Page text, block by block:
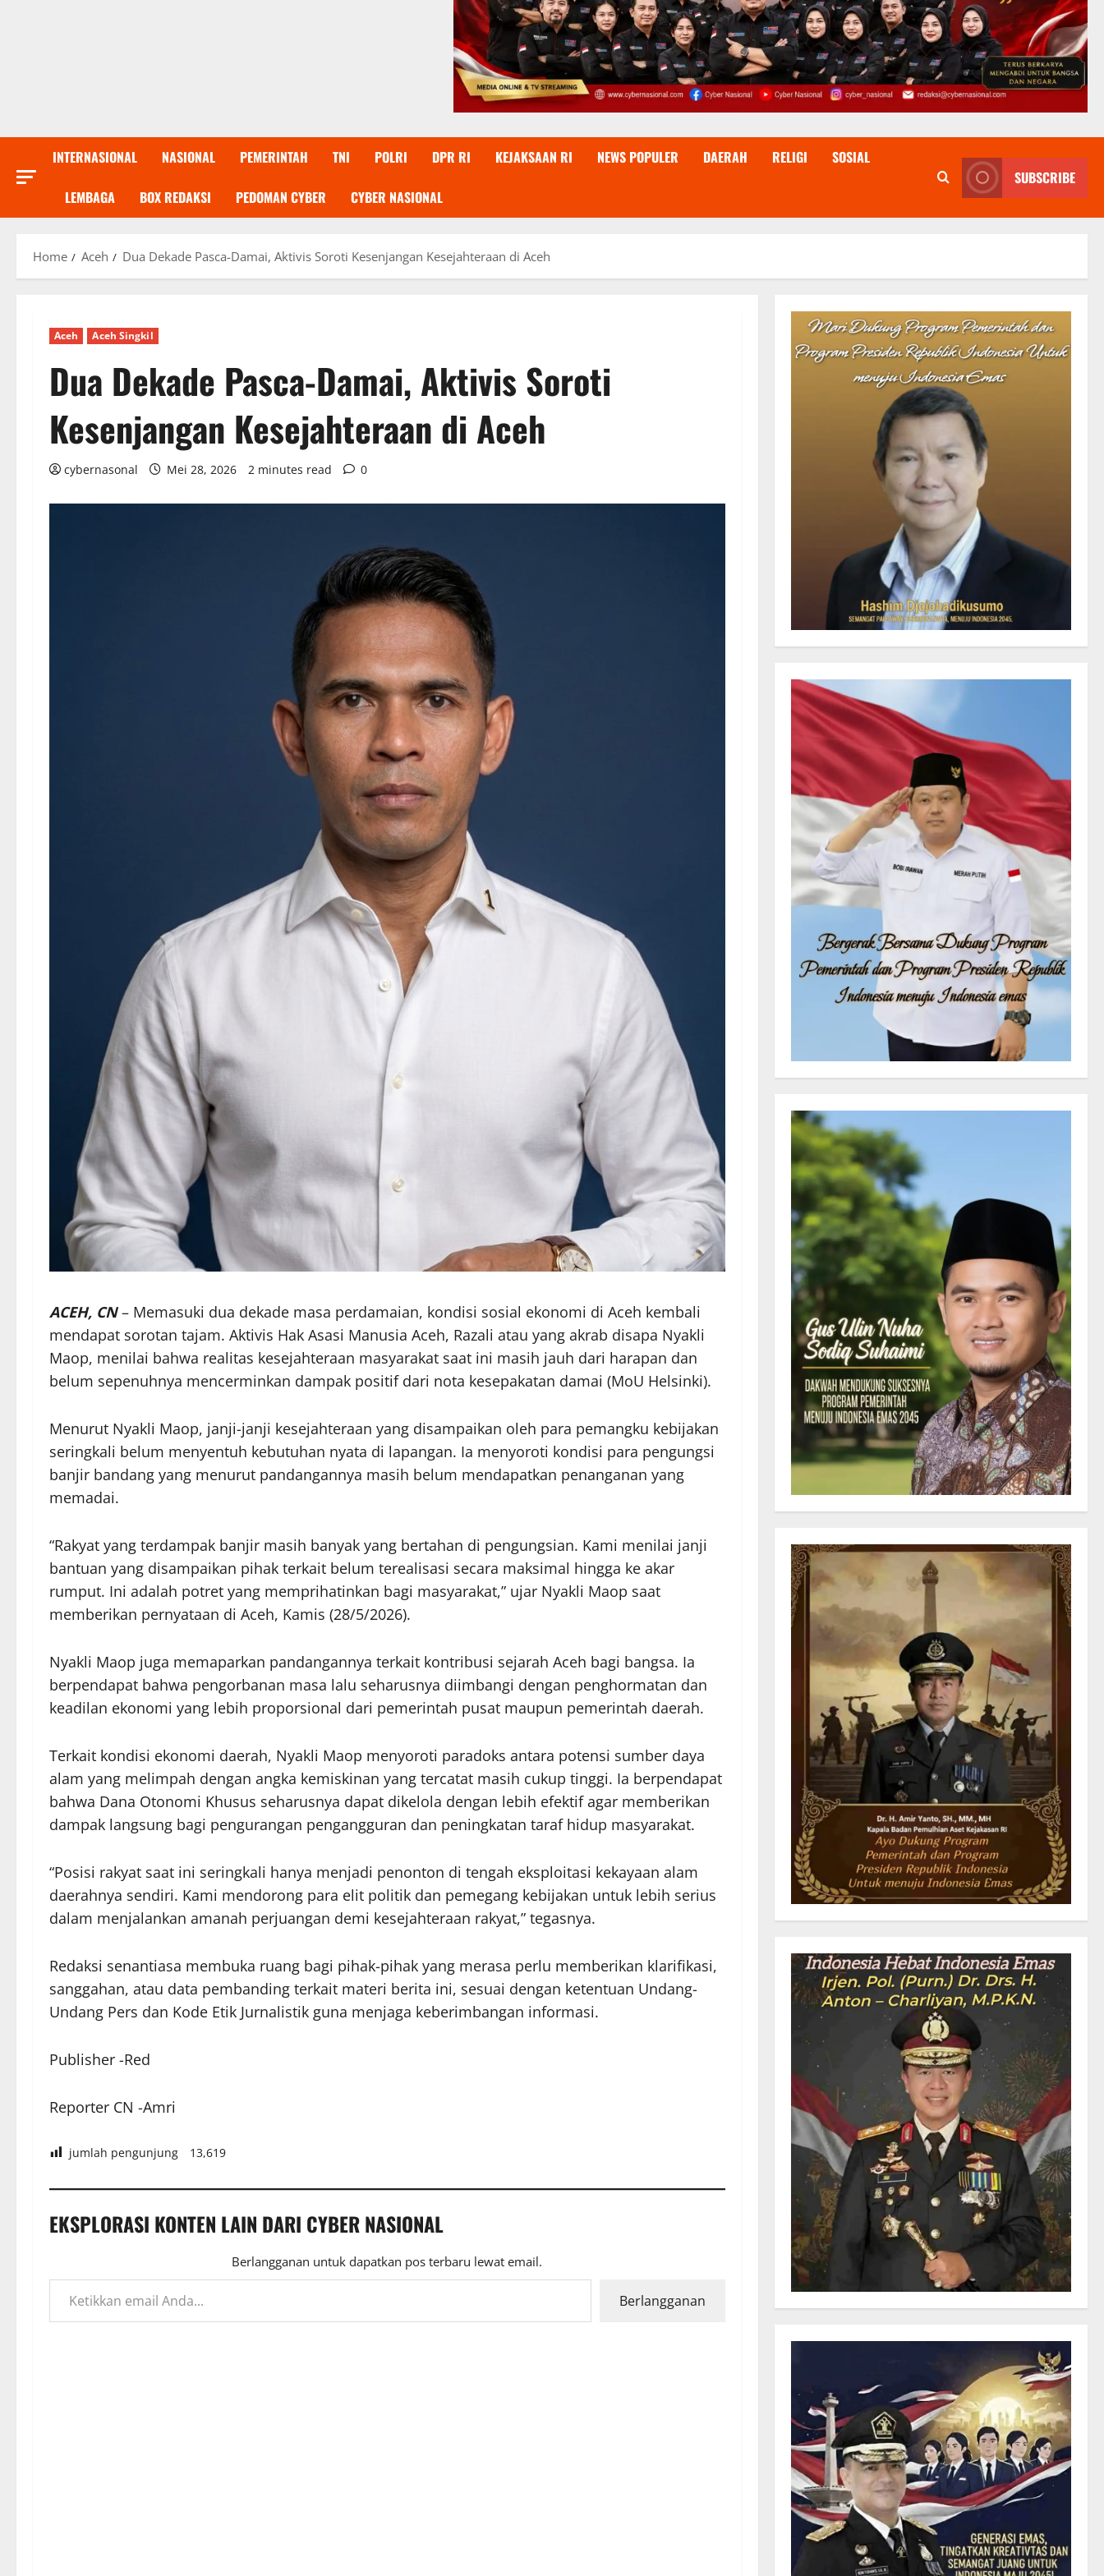
INTERNASIONAL NASIONAL PEMERINTAH TNI POLRI DPR RI KEJAKSAAN RI NEWS POPULER DAERAH RELIGI SOSIAL
LEMBAGA BOX REDAKSI PEDOMAN CYBER CYBER NASIONAL
SUBSCRIBE
Home Aceh Dua Dekade Pasca-Damai, Aktivis Soroti Kesenjangan Kesejahteraan di Aceh
Aceh Aceh Singkil
Dua Dekade Pasca-Damai, Aktivis Soroti
Kesenjangan Kesejahteraan di Aceh
cybernasonal Mei 28, 2026 2 minutes read 0
ACEH, CN– Memasuki dua dekade masa perdamaian, kondisi sosial ekonomi di Aceh kembali
mendapat sorotan tajam. Aktivis Hak Asasi Manusia Aceh, Razali atau yang akrab disapa Nyakli
Maop, menilai bahwa realitas kesejahteraan masyarakat saat ini masih jauh dari harapan dan
belum sepenuhnya mencerminkan dampak positif dari nota kesepakatan damai (MoU Helsinki).
Menurut Nyakli Maop, janji-janji kesejahteraan yang disampaikan oleh para pemangku kebijakan
seringkali belum menyentuh kebutuhan nyata di lapangan. Ia menyoroti kondisi para pengungsi
banjir bandang yang menurut pandangannya masih belum mendapatkan penanganan yang
memadai.
“Rakyat yang terdampak banjir masih banyak yang bertahan di pengungsian. Kami menilai janji
bantuan yang disampaikan pihak terkait belum terealisasi secara maksimal hingga ke akar
rumput. Ini adalah potret yang memprihatinkan bagi masyarakat,” ujar Nyakli Maop saat
memberikan pernyataan di Aceh, Kamis (28/5/2026).
Nyakli Maop juga memaparkan pandangannya terkait kontribusi sejarah Aceh bagi bangsa. Ia
berpendapat bahwa pengorbanan masa lalu seharusnya diimbangi dengan penghormatan dan
keadilan ekonomi yang lebih proporsional dari pemerintah pusat maupun pemerintah daerah.
Terkait kondisi ekonomi daerah, Nyakli Maop menyoroti paradoks antara potensi sumber daya
alam yang melimpah dengan angka kemiskinan yang tercatat masih cukup tinggi. Ia berpendapat
bahwa Dana Otonomi Khusus seharusnya dapat dikelola dengan lebih efektif agar memberikan
dampak langsung bagi pengurangan pengangguran dan peningkatan taraf hidup masyarakat.
“Posisi rakyat saat ini seringkali hanya menjadi penonton di tengah eksploitasi kekayaan alam
daerahnya sendiri. Kami mendorong para elit politik dan pemegang kebijakan untuk lebih serius
dalam menjalankan amanah perjuangan demi kesejahteraan rakyat,” tegasnya.
Redaksi senantiasa membuka ruang bagi pihak-pihak yang merasa perlu memberikan klarifikasi,
sanggahan, atau data pembanding terkait materi berita ini, sesuai dengan ketentuan Undang-
Undang Pers dan Kode Etik Jurnalistik guna menjaga keberimbangan informasi.
Publisher -Red
Reporter CN -Amri
jumlah pengunjung 13,619
EKSPLORASI KONTEN LAIN DARI CYBER NASIONAL
Berlangganan untuk dapatkan pos terbaru lewat email.
Ketikkan email Anda...
Berlangganan